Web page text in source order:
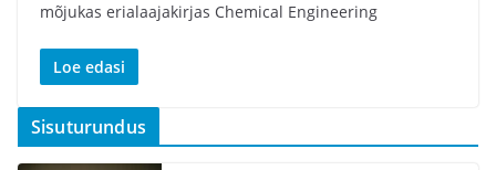
mõjukas erialaajakirjas Chemical Engineering
Loe edasi
Sisuturundus